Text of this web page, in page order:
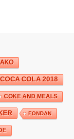
COCA COLA 2018
COKE AND MEALS
FONDAN